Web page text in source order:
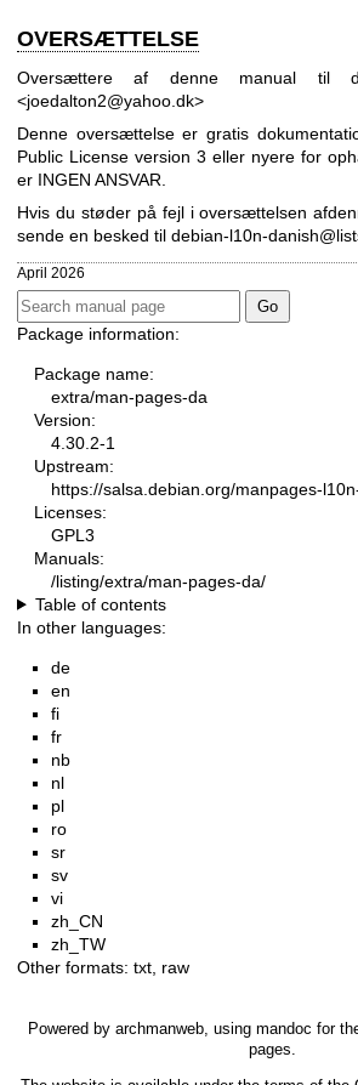
OVERSÆTTELSE
Oversættere af denne manual til
<joedalton2@yahoo.dk>
Denne oversættelse er gratis
Public License version 3 eller nyere for
er INGEN ANSVAR.
Hvis du støder på fejl i oversættelsen af
sende en besked til debian-l10n-
April 2026
Package information:
Package name:
extra/man-pages-da
Version:
4.30.2-1
Upstream:
https://salsa.debian.org/manpages-
Licenses:
GPL3
Manuals:
/listing/extra/man-pages-da/
Table of contents
In other languages:
de
en
fi
fr
nb
nl
pl
ro
sr
sv
vi
zh_CN
zh_TW
Other formats: txt raw
Powered by archmanweb, using mandoc for
pages.